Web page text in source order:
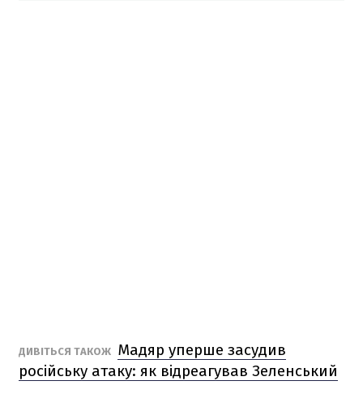
ДИВІТЬСЯ ТАКОЖ Мадяр уперше засудив
російську атаку: як відреагував Зеленський